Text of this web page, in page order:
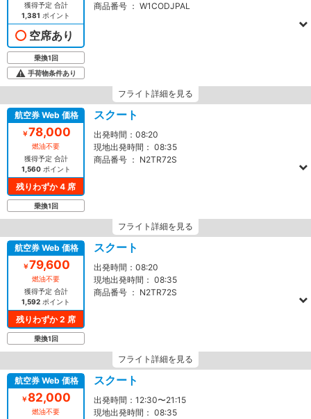
獲得予定 合計
1,381 ポイント
空席あり
乗換1回
手荷物条件あり
商品番号 ： W1CODJPAL
フライト詳細を見る
航空券 Web 価格
￥78,000
燃油不要
獲得予定 合計
1,560ポイント
残りわずか 4 席
乗換1回
スクート
出発時間： 08:20
現地出発時間： 08:35
商品番号 ： N2TR72S
フライト詳細を見る
航空券 Web 価格
￥79,600
燃油不要
獲得予定 合計
1,592 ポイント
残りわずか 2 席
乗換1回
スクート
出発時間： 08:20
現地出発時間： 08:35
商品番号 ： N2TR72S
フライト詳細を見る
航空券 Web 価格
￥82,000
燃油不要
スクート
出発時間： 12:30〜21:15
現地出発時間： 08:35